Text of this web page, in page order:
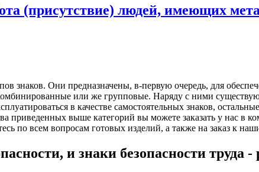
(присутствие) людей, имеющих
знаков. Они предназначены, в-первую очередь, для
или же групповые. Наряду с ними
в качестве самостоятельных знаков,
приведенных выше категорий вы можете заказать у нас
по всем вопросам готовых изделий, а также на заказ к
и знаки безопасности труда -